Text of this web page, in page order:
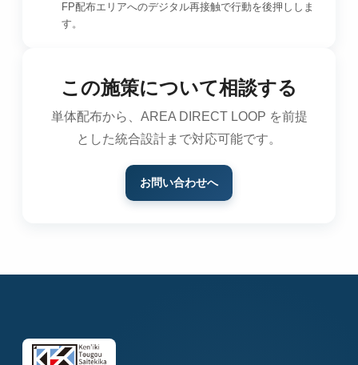
FP配布エリアへのデジタル再接触で行動を後押ししま
す。
この施策について相談する
単体配布から、AREA DIRECT LOOP を前提
とした統合設計まで対応可能です。
お問い合わせへ